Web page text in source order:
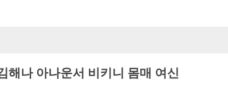
해나 아나운서 비키니 몸매 여신